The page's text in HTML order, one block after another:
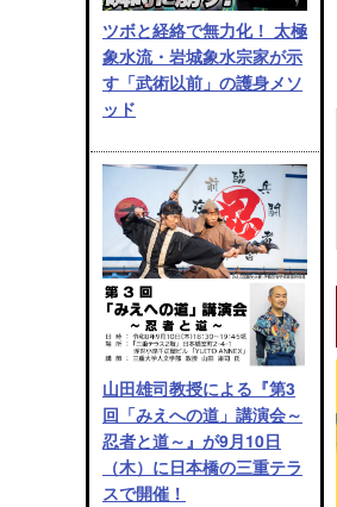
ツボと経絡で無力化！ 太極
象水流・岩城象水宗家が示
す「武術以前」の護身メソ
ッド
山田雄司教授による『第3
回「みえへの道」講演会～
忍者と道～』が9月10日
（木）に日本橋の三重テラ
スで開催！